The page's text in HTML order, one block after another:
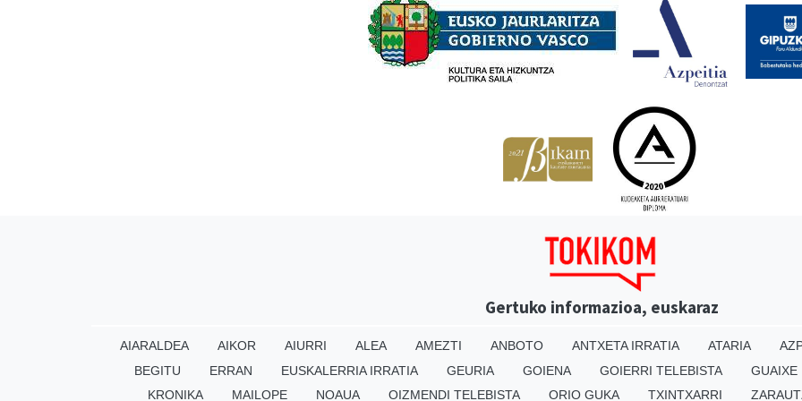
Gertuko informazioa, euskaraz
AIARALDEA AIKOR AIURRI ALEA AMEZTI ANBOTO ANTXETA IRRATIA ATARIA
BEGITU
ERRAN EUSKALERRIA IRRATIA GEURIA GOIENA GOIERRI TELEBISTA
GUAIXE
KRONIKA
MAILOPE NOAUA OIZMENDI TELEBISTA ORIO GUKA TXINTXARRI